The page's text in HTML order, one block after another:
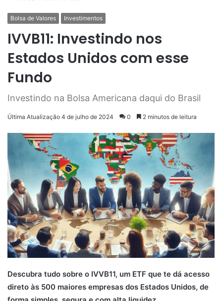
Bolsa de Valores Investimentos
IVVB11: Investindo nos
Estados Unidos com esse
Fundo
Investindo na Bolsa Americana daqui do Brasil
Última Atualização 4 de julho de 2024 0 2 minutos de leitura
Descubra tudo sobre o IVVB11, um ETF que te dá acesso
direto às 500 maiores empresas dos Estados Unidos, de